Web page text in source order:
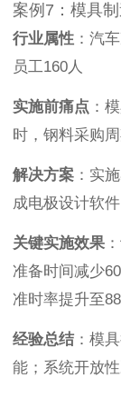
案例7：模具
行业属性 ：汽
员工160人
实施前痛点 ：
时，钢料采购
解决方案 ：实
成电极设计软
关键实施效果
准备时间减少
准时率提升至
经验总结：模
能；系统开放